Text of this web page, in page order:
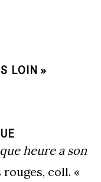
LOIN »
heure a son
coll. «